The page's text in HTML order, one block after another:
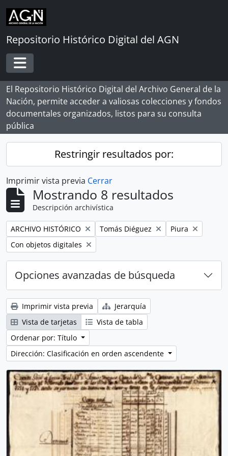
Skip to main content
Repositorio Histórico Digital del AGN
Toggle navigation
El Repositorio Histórico Digital del Archivo General de la
Nación, permite acceder a valiosas colecciones y fondos
documentales organizados, listos para su consulta
pública
Restringir resultados por:
Imprimir vista previa Cerrar
Mostrando 8 resultados
Descripción archivística
Remove filter:
ARCHIVO HISTÓRICO Remove filter:
Tomás Diéguez Remove filter:
Piura
Remove filter:
Con objetos digitales
Opciones avanzadas de búsqueda
Imprimir vista previa
Jerarquía
Vista de tarjetas
Vista de tabla
Ordenar por: Título
Dirección: Clasificación en orden ascendente